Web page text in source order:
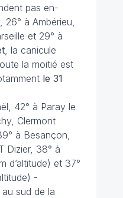
pas en-
à Ambérieu,
et 29° à
, la canicule
la moitié est
le 31
42° à Paray le
Clermont
à Besançon,
Dizier, 38° à
d’altitude) et 37°
-
sud de la